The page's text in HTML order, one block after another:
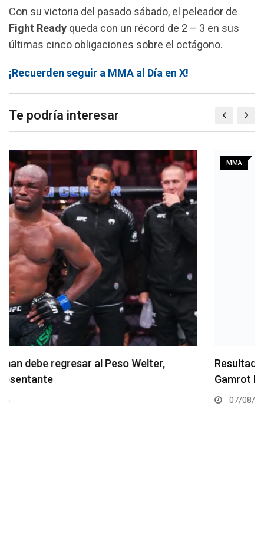
Con su victoria del pasado sábado, el peleador de
Fight Ready queda con un récord de 2 – 3 en sus
últimas cinco obligaciones sobre el octágono.
¡Recuerden seguir a MMA al Día en X!
Te podría interesar
MMA
Resultados de los pesajes del UFC Vegas 120:
Gamrot hace peso para pelea con Salkilld